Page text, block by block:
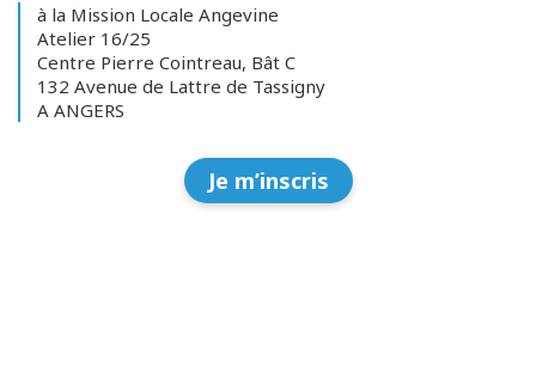
à la Mission Locale Angevine
Atelier 16/25
Centre Pierre Cointreau, Bât C
132 Avenue de Lattre de Tassigny
A ANGERS
Je m’inscris